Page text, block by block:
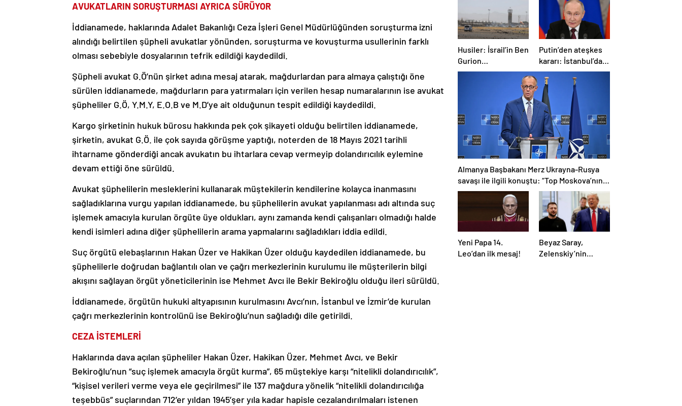
AVUKATLARIN SORUŞTURMASI AYRICA SÜRÜYOR
İddianamede, haklarında Adalet Bakanlığı Ceza İşleri Genel Müdürlüğünden soruşturma izni
alındığı belirtilen şüpheli avukatlar yönünden, soruşturma ve kovuşturma usullerinin farklı
olması sebebiyle dosyalarının tefrik edildiği kaydedildi.
Şüpheli avukat G.Ö’nün şirket adına mesaj atarak, mağdurlardan para almaya çalıştığı öne
sürülen iddianamede, mağdurların para yatırmaları için verilen hesap numaralarının ise avukat
şüpheliler G.Ö, Y.M.Y, E.O.B ve M.D’ye ait olduğunun tespit edildiği kaydedildi.
Kargo şirketinin hukuk bürosu hakkında pek çok şikayeti olduğu belirtilen iddianamede,
şirketin, avukat G.Ö. ile çok sayıda görüşme yaptığı, noterden de 18 Mayıs 2021 tarihli
ihtarname gönderdiği ancak avukatın bu ihtarlara cevap vermeyip dolandırıcılık eylemine
devam ettiği öne sürüldü.
Avukat şüphelilerin mesleklerini kullanarak müştekilerin kendilerine kolayca inanmasını
sağladıklarına vurgu yapılan iddianamede, bu şüphelilerin avukat yapılanması adı altında suç
işlemek amacıyla kurulan örgüte üye oldukları, aynı zamanda kendi çalışanları olmadığı halde
kendi isimleri adına diğer şüphelilerin arama yapmalarını sağladıkları iddia edildi.
Suç örgütü elebaşlarının Hakan Üzer ve Hakikan Üzer olduğu kaydedilen iddianamede, bu
şüphelilerle doğrudan bağlantılı olan ve çağrı merkezlerinin kurulumu ile müşterilerin bilgi
akışını sağlayan örgüt yöneticilerinin ise Mehmet Avcı ile Bekir Bekiroğlu olduğu ileri sürüldü.
İddianamede, örgütün hukuki altyapısının kurulmasını Avcı’nın, İstanbul ve İzmir’de kurulan
çağrı merkezlerinin kontrolünü ise Bekiroğlu’nun sağladığı dile getirildi.
CEZA İSTEMLERİ
Haklarında dava açılan şüpheliler Hakan Üzer, Hakikan Üzer, Mehmet Avcı, ve Bekir
Bekiroğlu’nun “suç işlemek amacıyla örgüt kurma”, 65 müştekiye karşı “nitelikli dolandırıcılık”,
“kişisel verileri verme veya ele geçirilmesi” ile 137 mağdura yönelik “nitelikli dolandırıcılığa
teşebbüs” suçlarından 712’er yıldan 1945’şer yıla kadar hapisle cezalandırılmaları istenen
Husiler: İsrail’in Ben
Gurion
Havalimanı’nı
hipersonik füzeyle
Putin’den ateşkes
kararı: İstanbul’da
görüşmelere
başlamayı
öneriyoruz
Almanya Başbakanı Merz Ukrayna-Rusya
savaşı ile ilgili konuştu: “Top Moskova’nın
sahasında”
Yeni Papa 14.
Leo’dan ilk mesaj!
Beyaz Saray,
Zelenskiy’nin